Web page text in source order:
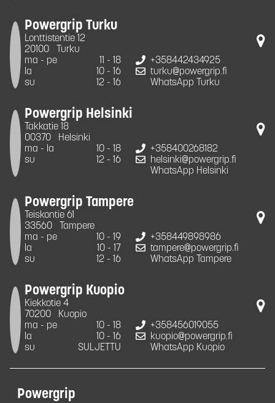
Powergrip Turku
Lonttistentie 12
20100
Turku
ma - pe
11 - 18
la
10 - 16
su
12 - 16
+358442434925
turku@powergrip.fi
WhatsApp Turku
Powergrip Helsinki
Takkatie 18
00370
Helsinki
ma - la
10 - 18
su
12 - 16
+358400268182
helsinki@powergrip.fi
WhatsApp Helsinki
Powergrip Tampere
Teiskontie 61
33560
Tampere
ma - pe
10 - 19
la
10 - 17
su
12 - 16
+358449898986
tampere@powergrip.fi
WhatsApp Tampere
Powergrip Kuopio
Kiekkotie 4
70200
Kuopio
ma - pe
10 - 18
la
10 - 16
su
SULJETTU
+358456019055
kuopio@powergrip.fi
WhatsApp Kuopio
Powergrip